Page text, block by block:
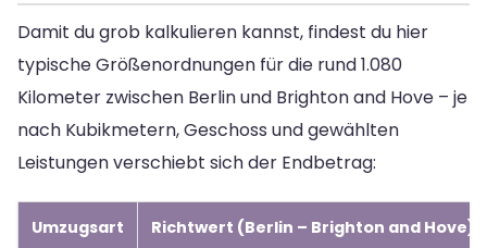
Damit du grob kalkulieren kannst, findest du hier
typische Größenordnungen für die rund 1.080
Kilometer zwischen Berlin und Brighton and Hove – je
nach Kubikmetern, Geschoss und gewählten
Leistungen verschiebt sich der Endbetrag:
Umzugsart Richtwert (Berlin – Brighton and Hove)